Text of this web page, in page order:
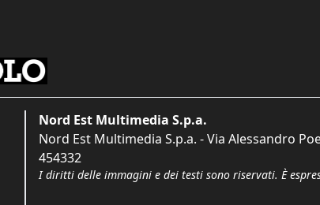
Nord Est Multimedia S.p.a.
Nord Est Multimedia S.p.a. - Via Alessandro
454332
I diritti delle immagini e dei testi sono riservati. È